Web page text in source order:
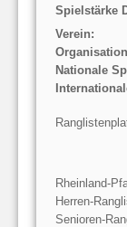
Spielstärke
Verein:
Nationale
Rheinland-
Herren-
Senioren-